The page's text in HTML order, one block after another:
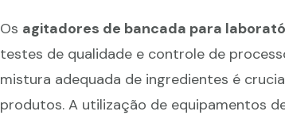
Os agitadores de bancada para
testes de qualidade e controle de
mistura adequada de ingredientes é
produtos. A utilização de equipamentos